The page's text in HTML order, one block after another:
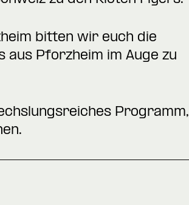
bitten wir euch die
aus Pforzheim im Auge zu
Programm,